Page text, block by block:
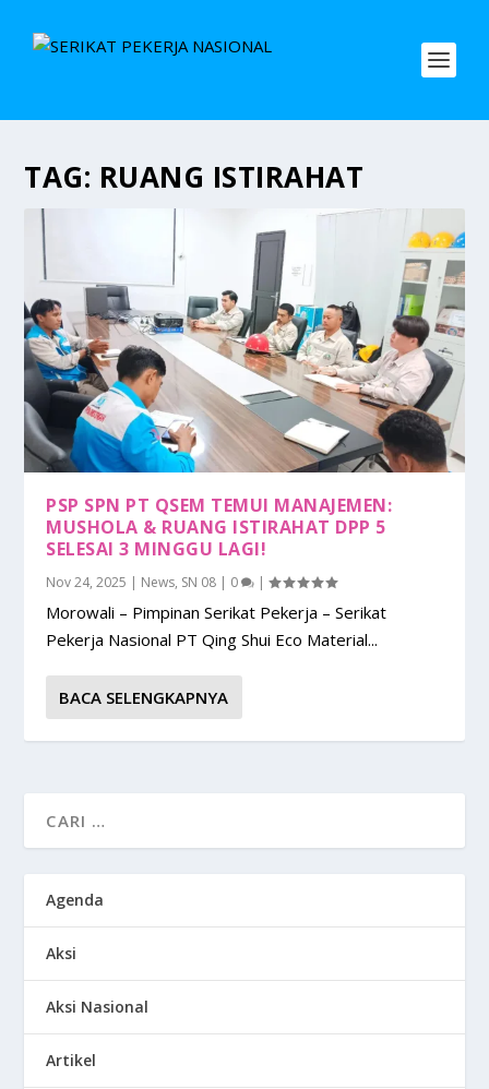
TAG: RUANG ISTIRAHAT
PSP SPN PT QSEM TEMUI MANAJEMEN:
MUSHOLA & RUANG ISTIRAHAT DPP 5
SELESAI 3 MINGGU LAGI!
Nov 24, 2025 | News, SN 08 | 0 |
Morowali – Pimpinan Serikat Pekerja – Serikat
Pekerja Nasional PT Qing Shui Eco Material...
BACA SELENGKAPNYA
Agenda
Aksi
Aksi Nasional
Artikel